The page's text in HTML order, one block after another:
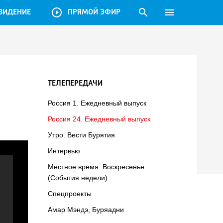
play_circle_outline ПРЯМОЙ ЭФИР search menu
ТЕЛЕПЕРЕДАЧИ
Россия 1. Ежедневный выпуск
Россия 24. Ежедневный выпуск
Утро. Вести Бурятия
Интервью
Местное время. Воскресенье.
(События недели)
Спецпроекты
Амар Мэндэ, Буряадни